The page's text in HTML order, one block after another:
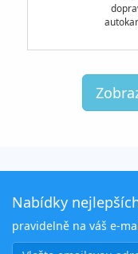
Nabídky
pravidelně na váš e-